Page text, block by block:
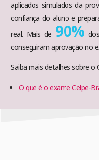
aplicados simulados da
confiança do aluno e
real. Mais de 90%
conseguiram aprovação no
Saiba mais detalhes sobre o
O que é o exame Celpe-